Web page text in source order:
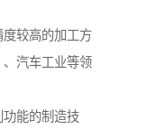
较高的加工方
汽车工业等领
能的制造技